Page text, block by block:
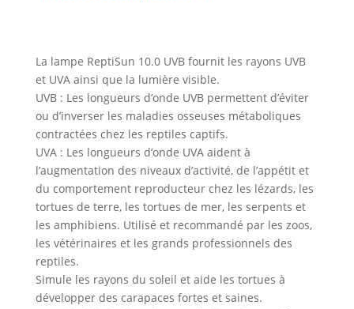
La lampe ReptiSun 10.0 UVB fournit les rayons UVB
et UVA ainsi que la lumière visible.
UVB : Les longueurs d’onde UVB permettent d’éviter
ou d’inverser les maladies osseuses métaboliques
contractées chez les reptiles captifs.
UVA : Les longueurs d’onde UVA aident à
l’augmentation des niveaux d’activité, de l’appétit et
du comportement reproducteur chez les lézards, les
tortues de terre, les tortues de mer, les serpents et
les amphibiens. Utilisé et recommandé par les zoos,
les vétérinaires et les grands professionnels des
reptiles.
Simule les rayons du soleil et aide les tortues à
développer des carapaces fortes et saines.